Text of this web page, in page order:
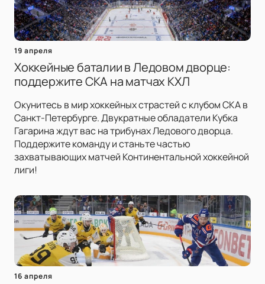
19 апреля
Хоккейные баталии в Ледовом дворце:
поддержите СКА на матчах КХЛ
Окунитесь в мир хоккейных страстей с клубом СКА в
Санкт-Петербурге. Двукратные обладатели Кубка
Гагарина ждут вас на трибунах Ледового дворца.
Поддержите команду и станьте частью
захватывающих матчей Континентальной хоккейной
лиги!
16 апреля